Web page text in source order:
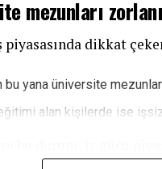
mezunları
piyasasında dikkat
bu yana üniversite
alan kişilerde ise